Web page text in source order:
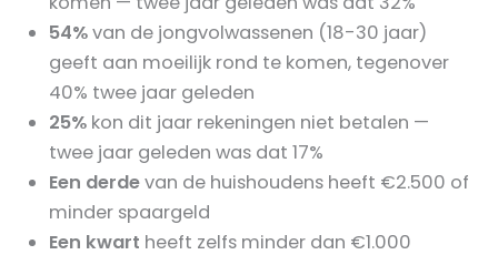
54%van de jongvolwassenen (18-30 jaar)
geeft aan moeilijk rond te komen, tegenover
40% twee jaar geleden
25% kon dit jaar rekeningen niet betalen —
twee jaar geleden was dat 17%
Een derdevan de huishoudens heeft €2.500 of
minder spaargeld
Een kwart heeft zelfs minder dan €1.000